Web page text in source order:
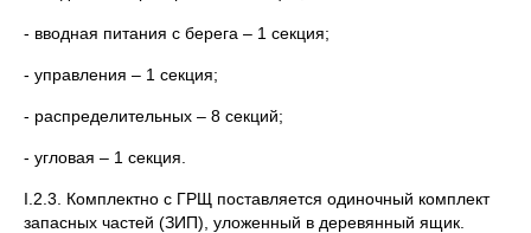
- вводная питания с берега – 1 секция;
- управления – 1 секция;
- распределительных – 8 секций;
- угловая – 1 секция.
I.2.3. Комплектно с ГРЩ поставляется одиночный комплект
запасных частей (ЗИП), уложенный в деревянный ящик.